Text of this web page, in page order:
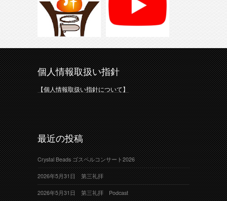
個人情報取扱い指針
【個人情報取扱い指針について】
最近の投稿
Crystal Beads ゴスペルコンサート2026
2026年5月31日 第三礼拝
2026年5月31日 第三礼拝 Podcast